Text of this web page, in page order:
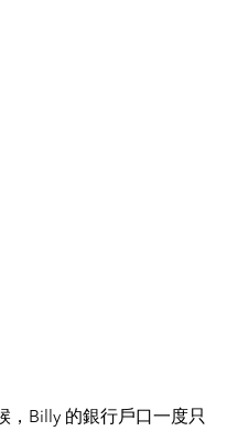
，Billy 的銀行戶口一度只